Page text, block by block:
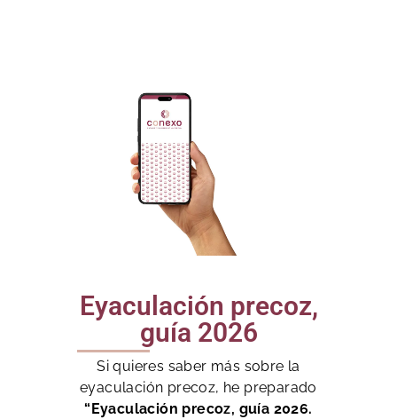
Eyaculación precoz,
guía 2026
Si quieres saber más sobre la
eyaculación precoz, he preparado
“Eyaculación precoz, guía 2026.